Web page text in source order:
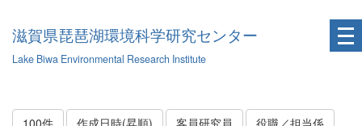
滋賀県琵琶湖環境科学研究センター
Lake Biwa Environmental Research Institute
100件 作成日時(昇順) 客員研究員 役職／担当係